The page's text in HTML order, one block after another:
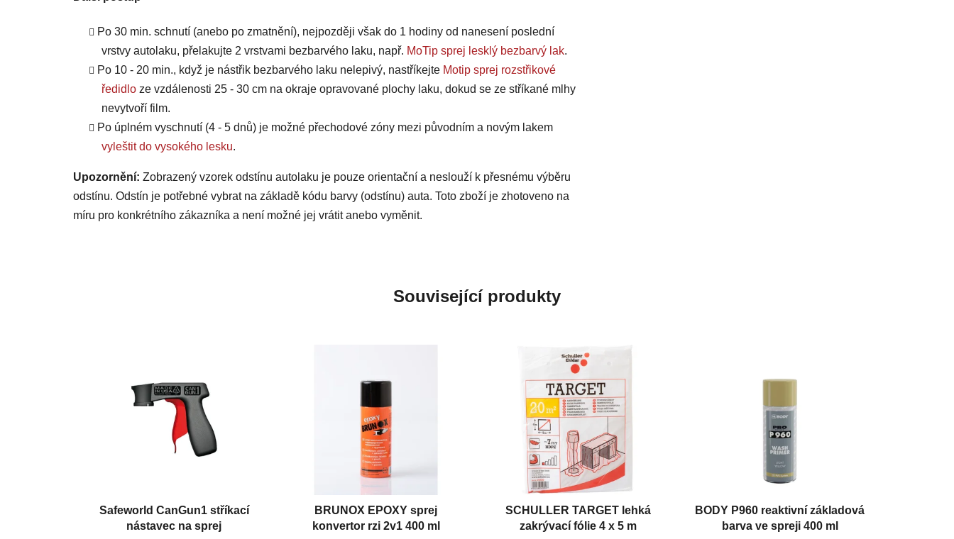
Po 30 min. schnutí (anebo po zmatnění), nejpozději však do 1 hodiny od nanesení poslední
vrstvy autolaku, přelakujte 2 vrstvami bezbarvého laku, např. MoTip sprej lesklý bezbarvý lak.
Po 10 - 20 min., když je nástřik bezbarvého laku nelepivý, nastříkejte Motip sprej rozstřikové
ředidlo ze vzdálenosti 25 - 30 cm na okraje opravované plochy laku, dokud se ze stříkané mlhy
nevytvoří film.
Po úplném vyschnutí (4 - 5 dnů) je možné přechodové zóny mezi původním a novým lakem
vyleštit do vysokého lesku.
Upozornění: Zobrazený vzorek odstínu autolaku je pouze orientační a neslouží k přesnému výběru
odstínu. Odstín je potřebné vybrat na základě kódu barvy (odstínu) auta. Toto zboží je zhotoveno na
míru pro konkrétního zákazníka a není možné jej vrátit anebo vyměnit.
Související produkty
Safeworld CanGun1 stříkací
nástavec na sprej
BRUNOX EPOXY sprej
konvertor rzi 2v1 400 ml
SCHULLER TARGET lehká
zakrývací fólie 4 x 5 m
BODY P960 reaktivní základová
barva ve spreji 400 ml